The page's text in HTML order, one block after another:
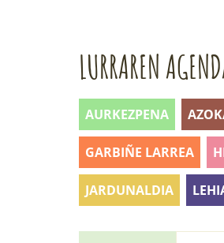
LURRAREN
AURKEZPENA
GARBIÑE LARREA
JARDUNALDIA